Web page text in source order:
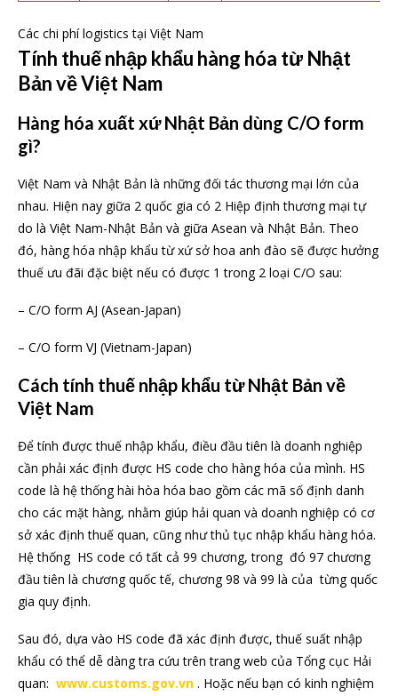
Các chi phí logistics tại Việt Nam
Tính thuế nhập khẩu hàng hóa từ Nhật
Bản về Việt Nam
Hàng hóa xuất xứ Nhật Bản dùng C/O form
gì?
Việt Nam và Nhật Bản là những đối tác thương mại lớn của
nhau. Hiện nay giữa 2 quốc gia có 2 Hiệp định thương mại tự
do là Việt Nam-Nhật Bản và giữa Asean và Nhật Bản. Theo
đó, hàng hóa nhập khẩu từ xứ sở hoa anh đào sẽ được hưởng
thuế ưu đãi đặc biệt nếu có được 1 trong 2 loại C/O sau:
– C/O form AJ (Asean-Japan)
– C/O form VJ (Vietnam-Japan)
Cách tính thuế nhập khẩu từ Nhật Bản về
Việt Nam
Để tính được thuế nhập khẩu, điều đầu tiên là doanh nghiệp
cần phải xác định được HS code cho hàng hóa của mình. HS
code là hệ thống hài hòa hóa bao gồm các mã số định danh
cho các mặt hàng, nhằm giúp hải quan và doanh nghiệp có cơ
sở xác định thuế quan, cũng như thủ tục nhập khẩu hàng hóa.
Hệ thống HS code có tất cả 99 chương, trong đó 97 chương
đầu tiên là chương quốc tế, chương 98 và 99 là của từng quốc
gia quy định.
Sau đó, dựa vào HS code đã xác định được, thuế suất nhập
khẩu có thể dễ dàng tra cứu trên trang web của Tổng cục Hải
quan: www.customs.gov.vn . Hoặc nếu bạn có kinh nghiệm